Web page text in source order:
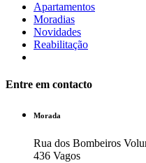
Apartamentos
Moradias
Novidades
Reabilitação
Entre em contacto
Morada
Rua dos Bombeiros
436 Vagos